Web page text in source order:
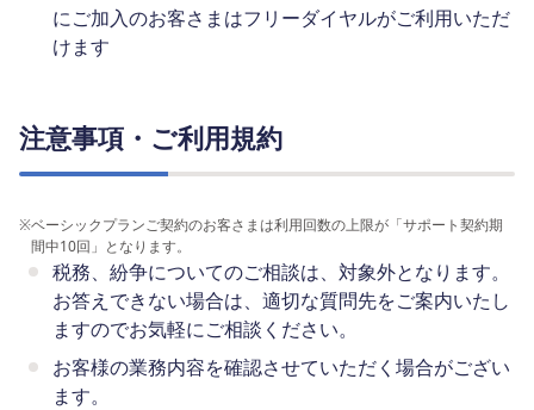
にご加入のお客さまはフリーダイヤルがご利用いただ
けます
注意事項・ご利用規約
※ベーシックプランご契約のお客さまは利用回数の上限が「サポート契約期
間中10回」となります。
税務、紛争についてのご相談は、対象外となります。
お答えできない場合は、適切な質問先をご案内いたし
ますのでお気軽にご相談ください。
お客様の業務内容を確認させていただく場合がござい
ます。